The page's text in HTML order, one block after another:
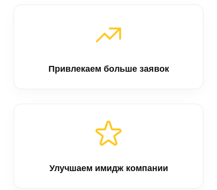
Привлекаем больше заявок
Улучшаем имидж компании